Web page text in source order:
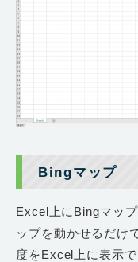
Bingマップ
Excel上にBingマッ
ップを動かせるだけ
度をExcel上に表示で